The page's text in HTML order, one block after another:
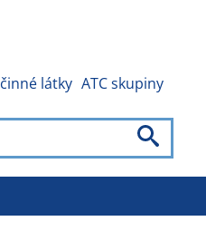
látky ATC skupiny